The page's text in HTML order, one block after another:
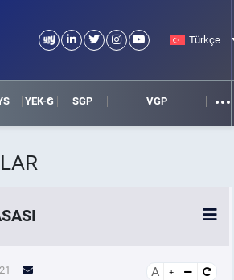
Türkçe
YEK-G SGP VGP
A